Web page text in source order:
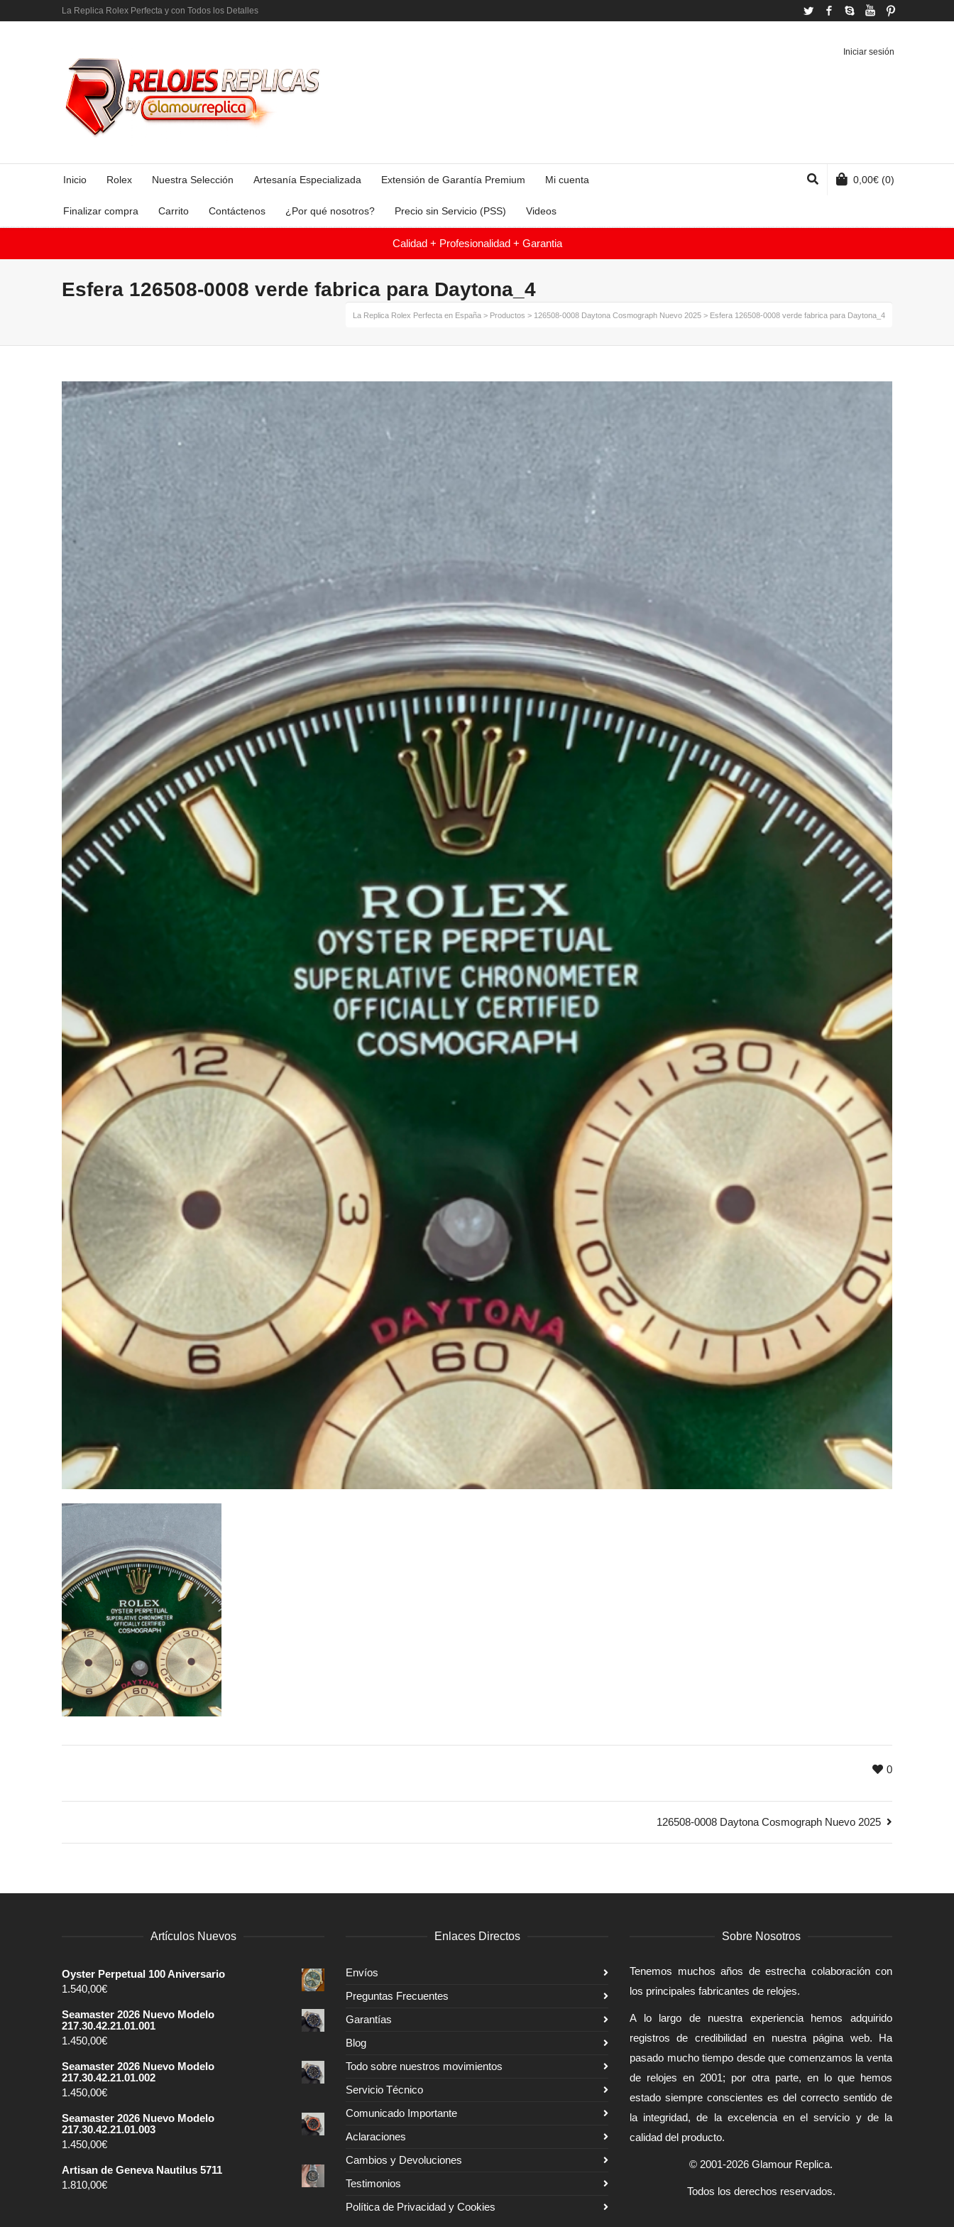
La Replica Rolex Perfecta y con Todos los Detalles Twitter Facebook
Skype YouTube
Iniciar sesión
Inicio Rolex Nuestra Selección Artesanía Especializada Extensión de Garantía Premium Mi cuenta
Finalizar compra Carrito Contáctenos ¿Por qué nosotros? Precio sin Servicio (PSS) Videos
0,00€ (0)
Calidad + Profesionalidad + Garantia
Esfera 126508-0008 verde fabrica para Daytona_4
La Replica Rolex Perfecta en España > Productos > 126508-0008 Daytona Cosmograph Nuevo 2025 > Esfera 126508-0008 verde fabrica para Daytona_4
0
126508-0008 Daytona Cosmograph Nuevo 2025
Artículos Nuevos
Oyster Perpetual 100 Aniversario
1.540,00€
Seamaster 2026 Nuevo Modelo
217.30.42.21.01.001
1.450,00€
Seamaster 2026 Nuevo Modelo
217.30.42.21.01.002
1.450,00€
Seamaster 2026 Nuevo Modelo
217.30.42.21.01.003
1.450,00€
Artisan de Geneva Nautilus 5711
1.810,00€
Enlaces Directos
Envíos
Preguntas Frecuentes
Garantías
Blog
Todo sobre nuestros movimientos
Servicio Técnico
Comunicado Importante
Aclaraciones
Cambios y Devoluciones
Testimonios
Política de Privacidad y Cookies
Sobre Nosotros
Tenemos muchos años de estrecha colaboración con
los principales fabricantes de relojes.
A lo largo de nuestra experiencia hemos adquirido
registros de credibilidad en nuestra página web. Ha
pasado mucho tiempo desde que comenzamos la venta
de relojes en 2001; por otra parte, en lo que hemos
estado siempre conscientes es del correcto sentido de
la integridad, de la excelencia en el servicio y de la
calidad del producto.
© 2001-2026 Glamour Replica.
Todos los derechos reservados.